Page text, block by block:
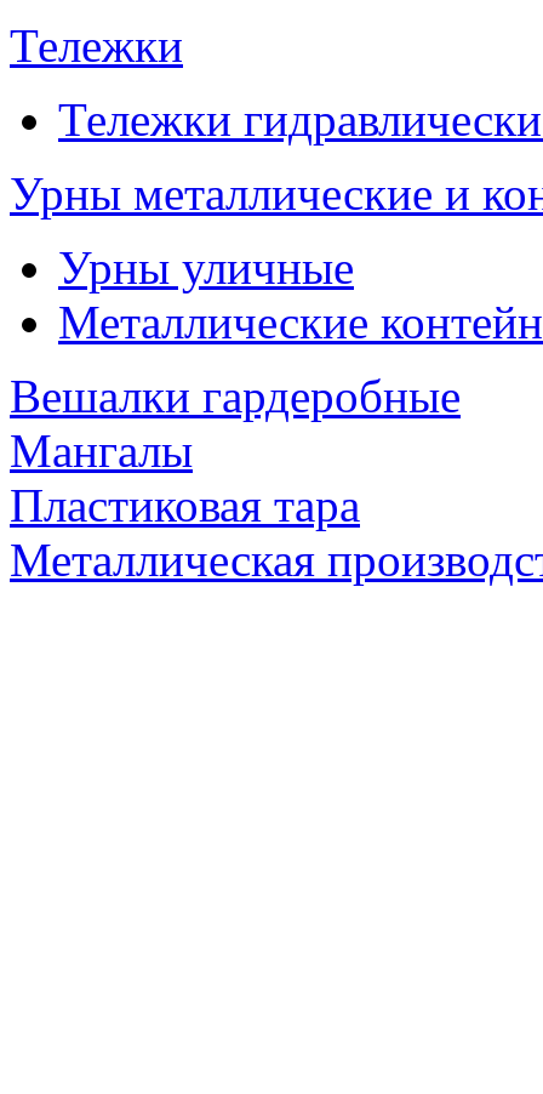
Тележки
Тележки
Урны металлические и
Урны уличные
Металлические
Вешалки гардеробные
Мангалы
Пластиковая тара
Металлическая